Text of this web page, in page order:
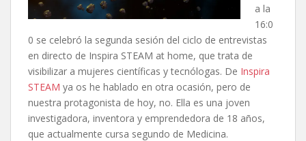
a la
16:0
0 se celebró la segunda sesión del ciclo de entrevistas
en directo de Inspira STEAM at home, que trata de
visibilizar a mujeres científicas y tecnólogas. De Inspira
STEAM ya os he hablado en otra ocasión, pero de
nuestra protagonista de hoy, no. Ella es una joven
investigadora, inventora y emprendedora de 18 años,
que actualmente cursa segundo de Medicina.